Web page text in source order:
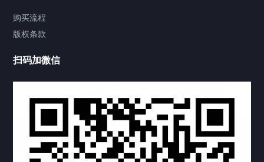
视频中心
热门标签 TAG
机构链接
联系方式 关于我们
购买流程
版权条款
扫码加微信